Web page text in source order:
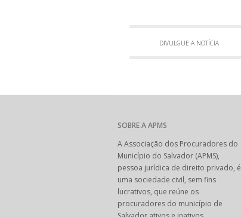
DIVULGUE A NOTÍCIA
SOBRE A APMS
A Associação dos Procuradores do
Município do Salvador (APMS),
pessoa jurídica de direito privado, é
uma sociedade civil, sem fins
lucrativos, que reúne os
procuradores do município de